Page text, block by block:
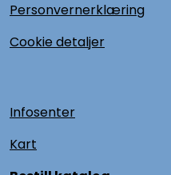
Personvernerklæring
Cookie detaljer
Infosenter
Kart